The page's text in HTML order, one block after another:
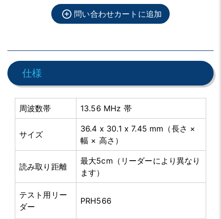
問い合わせカートに追加
仕様
周波数帯 13.56 MHz 帯
サイズ
36.4 x 30.1 x 7.45 mm（長さ ×
幅 × 高さ）
読み取り距離
最大5cm（リーダーにより異なり
ます）
テスト用リー
ダー
PRH566